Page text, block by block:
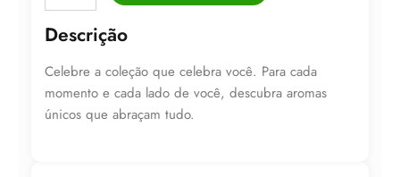
Vanilla
Secret
236ml
quantidade
Descrição
Celebre a coleção que celebra você. Para cada
momento e cada lado de você, descubra aromas
únicos que abraçam tudo.